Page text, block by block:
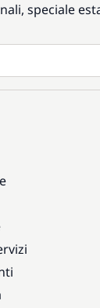
speciale